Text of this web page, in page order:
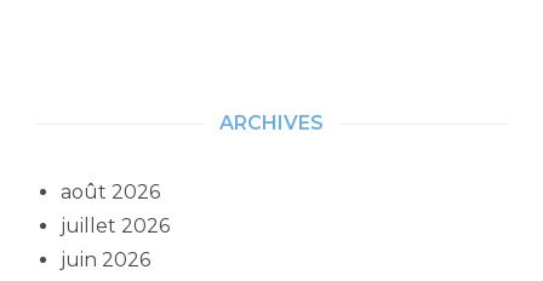
ARCHIVES
août 2026
juillet 2026
juin 2026